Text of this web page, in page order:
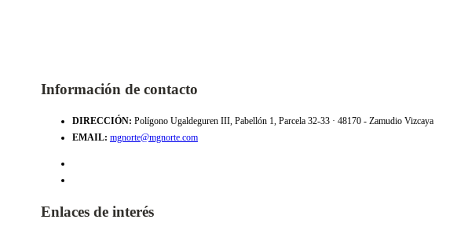
Información de contacto
DIRECCIÓN: Polígono Ugaldeguren III, Pabellón 1, Parcela 32-33 · 48170 - Zamudio Vizcaya
EMAIL: mgnorte@mgnorte.com
Enlaces de interés